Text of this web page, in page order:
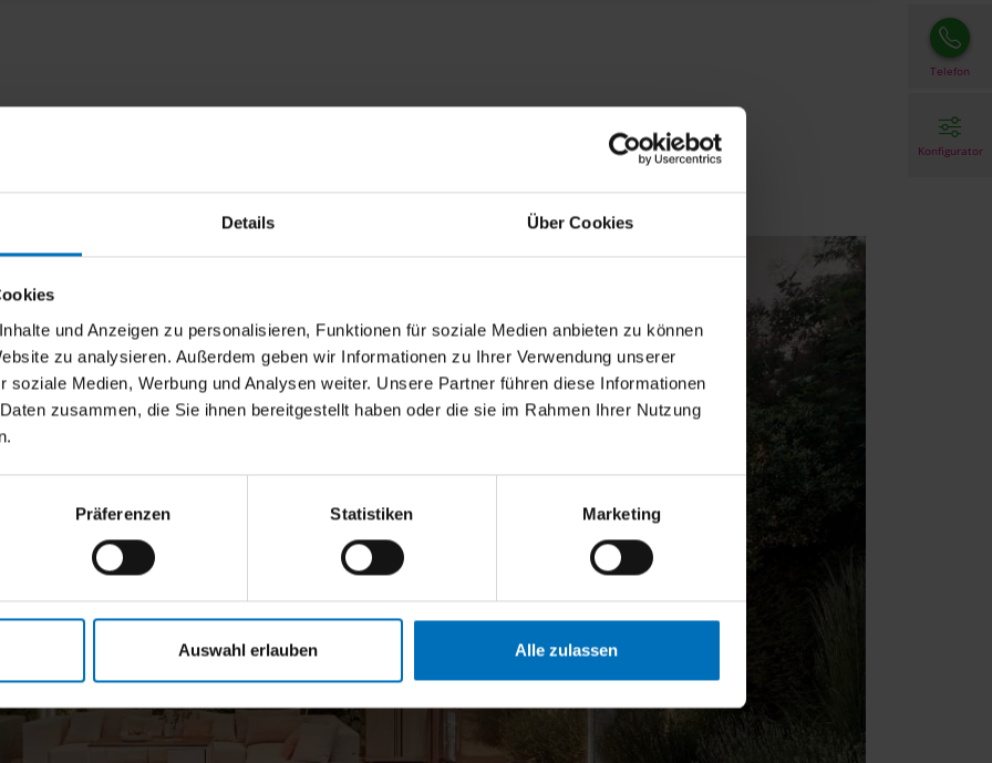
Details Über Cookies
und Anzeigen zu personalisieren, Funktionen für soziale Medien anbieten zu können
zu analysieren. Außerdem geben wir Informationen zu Ihrer Verwendung unserer
soziale Medien, Werbung und Analysen weiter. Unsere Partner führen diese Informationen
zusammen, die Sie ihnen bereitgestellt haben oder die sie im Rahmen Ihrer Nutzung
Präferenzen Statistiken Marketing
Auswahl erlauben Alle zulassen
schaffen
für kühle Nächte
Telefon
Konfigurator